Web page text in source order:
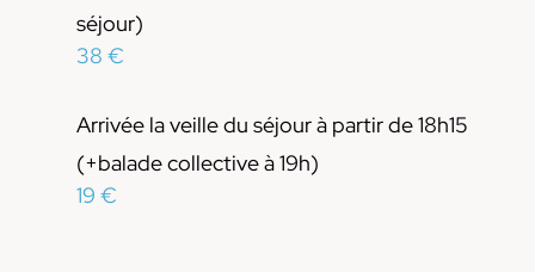
séjour)
38 €
Arrivée la veille du séjour à partir de 18h15
(+balade collective à 19h)
19 €